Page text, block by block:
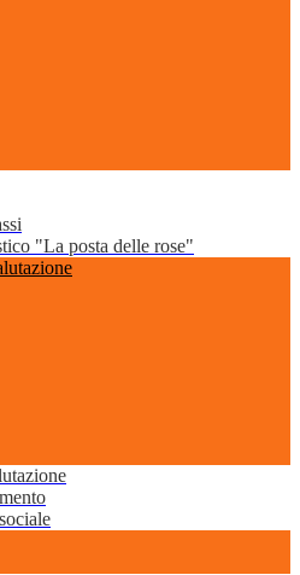
"La posta delle rose"